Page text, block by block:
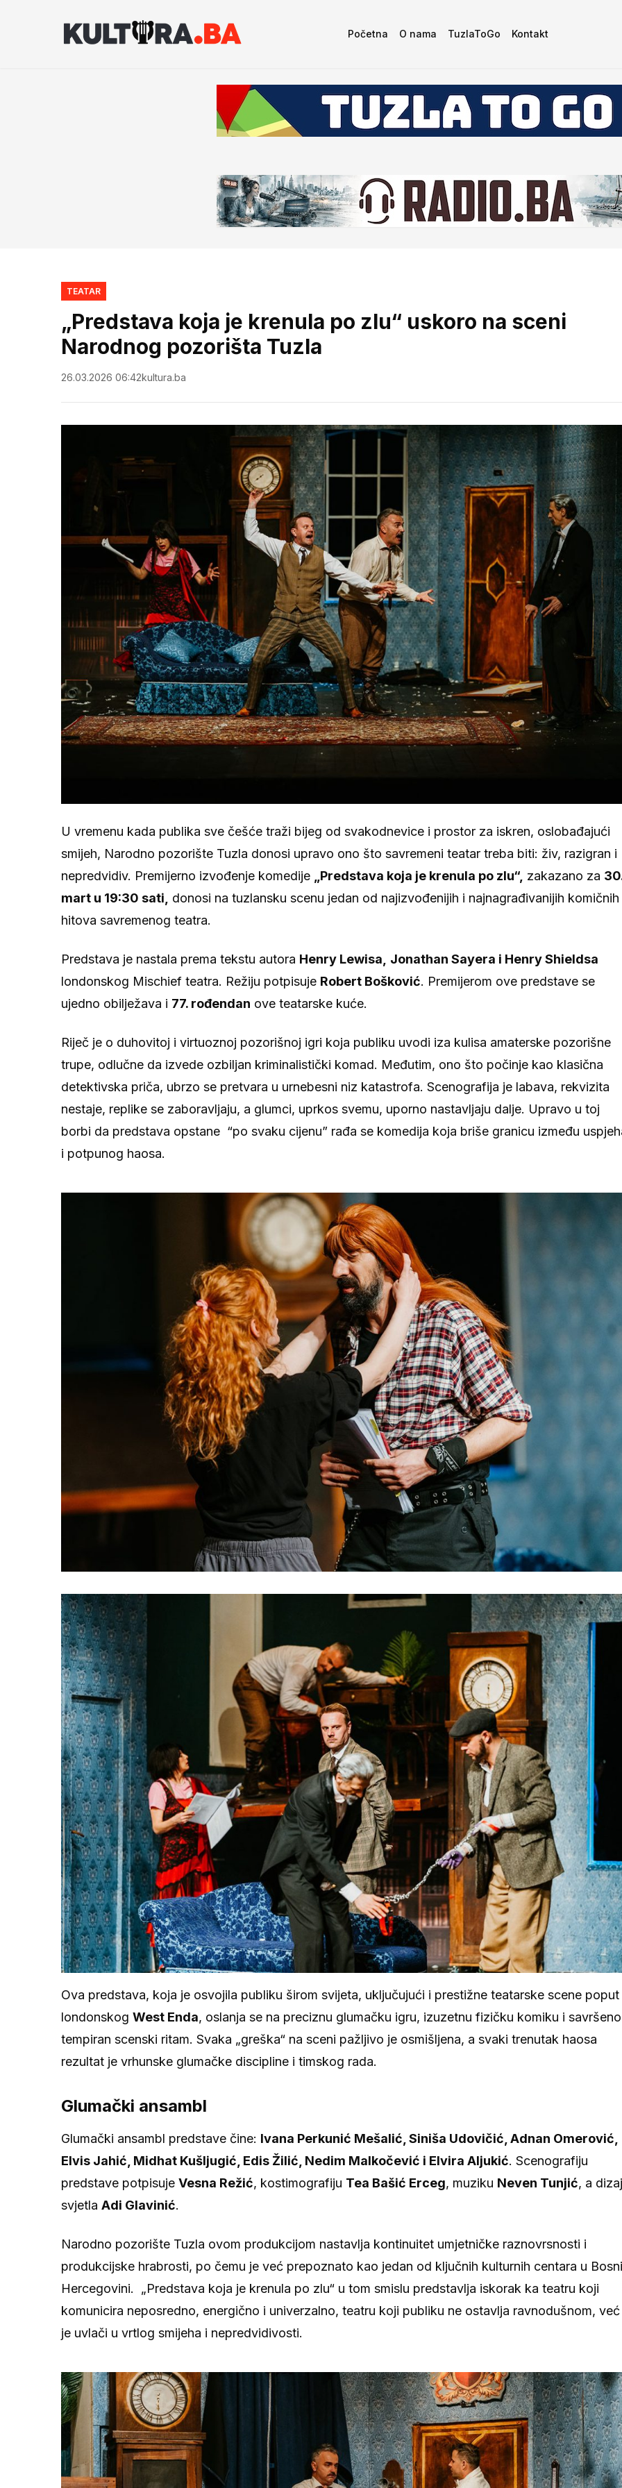
Početna O nama TuzlaToGo Kontakt
TEATAR
„Predstava koja je krenula po zlu“ uskoro na sceni
Narodnog pozorišta Tuzla
26.03.2026 06:42kultura.ba
U vremenu kada publika sve češće traži bijeg od svakodnevice i prostor za iskren, oslobađajući
smijeh, Narodno pozorište Tuzla donosi upravo ono što savremeni teatar treba biti: živ, razigran i
nepredvidiv. Premijerno izvođenje komedije
„Predstava koja je krenula po zlu“, zakazano za
mart u 19:30 sati,
donosi na tuzlansku scenu jedan od najizvođenijih i najnagrađivanijih komičnih
hitova savremenog teatra.
Predstava je nastala prema tekstu autora Henry Lewisa,
Jonathan Sayera i Henry Shieldsa
londonskog Mischief teatra. Režiju potpisuje Robert Bošković. Premijerom ove predstave se
ujedno obilježava i 77. rođendan ove teatarske kuće.
Riječ je o duhovitoj i virtuoznoj pozorišnoj igri koja publiku uvodi iza kulisa amaterske pozorišne
trupe, odlučne da izvede ozbiljan kriminalistički komad. Međutim, ono što počinje kao klasična
detektivska priča, ubrzo se pretvara u urnebesni niz katastrofa. Scenografija je labava, rekvizita
nestaje, replike se zaboravljaju, a glumci, uprkos svemu, uporno nastavljaju dalje. Upravo u toj
borbi da predstava opstane “po svaku cijenu” rađa se komedija koja briše granicu između
i potpunog haosa.
Ova predstava, koja je osvojila publiku širom svijeta, uključujući i prestižne teatarske scene poput
londonskog West Enda, oslanja se na preciznu glumačku igru, izuzetnu fizičku komiku i savršeno
tempiran scenski ritam. Svaka „greška“ na sceni pažljivo je osmišljena, a svaki trenutak haosa
rezultat je vrhunske glumačke discipline i timskog rada.
Glumački ansambl
Glumački ansambl predstave čine: Ivana Perkunić Mešalić, Siniša Udovičić, Adnan Omerović,
Elvis Jahić, Midhat Kušljugić, Edis Žilić, Nedim Malkočević i Elvira Aljukić. Scenografiju
predstave potpisuje Vesna Režić, kostimografiju Tea Bašić Erceg, muziku Neven Tunjić, a
svjetla Adi Glavinić.
Narodno pozorište Tuzla ovom produkcijom nastavlja kontinuitet umjetničke raznovrsnosti i
produkcijske hrabrosti, po čemu je već prepoznato kao jedan od ključnih kulturnih centara u
Hercegovini. „Predstava koja je krenula po zlu“ u tom smislu predstavlja iskorak ka teatru koji
komunicira neposredno, energično i univerzalno, teatru koji publiku ne ostavlja ravnodušnom, već
je uvlači u vrtlog smijeha i nepredvidivosti.